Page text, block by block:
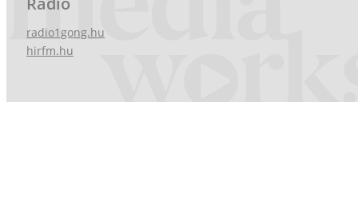
radio1gong.hu
hirfm.hu